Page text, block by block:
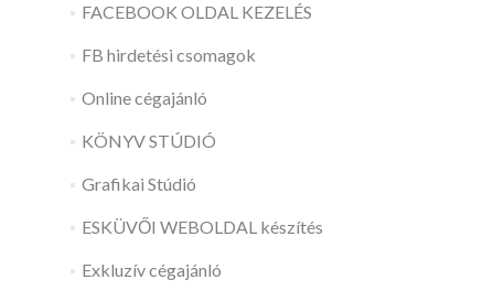
FACEBOOK OLDAL KEZELÉS
FB hirdetési csomagok
Online cégajánló
KÖNYV STÚDIÓ
Grafikai Stúdió
ESKÜVŐI WEBOLDAL készítés
Exkluzív cégajánló